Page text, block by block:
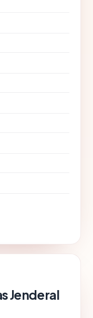
Jenderal